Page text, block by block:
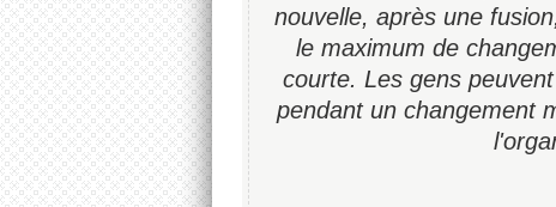
nouvelle, après une
le maximum de
courte. Les gens
pendant un changement